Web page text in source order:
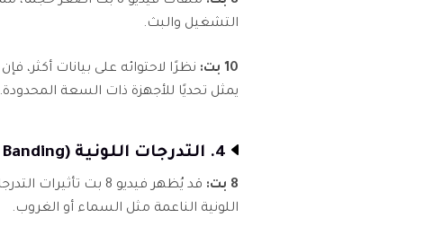
التشغيل والبث.
10 بت:
يمثل تحديًا للأجهزة ذات السعة المحدودة.
4. التدرجات اللونية (Color Banding)
8 بت:
قد يُظهر فيديو 8 بت
اللونية الناعمة مثل السماء أو الغروب.